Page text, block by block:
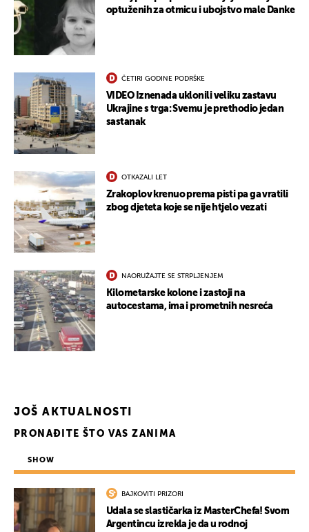
optuženih za otmicu i ubojstvo male Danke
ČETIRI GODINE PODRŠKE
VIDEO Iznenada uklonili veliku zastavu
Ukrajine s trga: Svemu je prethodio jedan
sastanak
OTKAZALI LET
Zrakoplov krenuo prema pisti pa ga vratili
zbog djeteta koje se nije htjelo vezati
NAORUŽAJTE SE STRPLJENJEM
Kilometarske kolone i zastoji na
autocestama, ima i prometnih nesreća
JOŠ AKTUALNOSTI
PRONAĐITE ŠTO VAS ZANIMA
SHOW
BAJKOVITI PRIZORI
Udala se slastičarka iz MasterChefa! Svom
Argentincu izrekla je da u rodnoj
UKLJUČITE NOTIFIKACIJE